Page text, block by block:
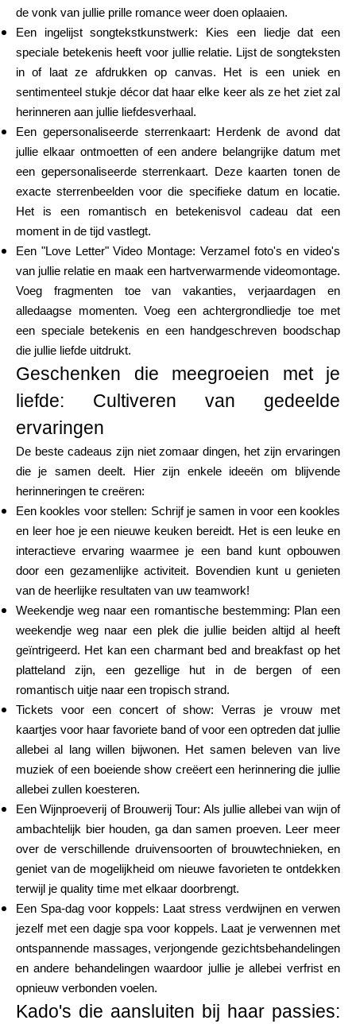
Mijn Account
Financiering krijgen
ask@scrambleup.com
+372 712 2955
de vonk van jullie prille romance weer doen oplaaien.
Een ingelijst songtekstkunstwerk: Kies een liedje dat een
speciale betekenis heeft voor jullie relatie. Lijst de songteksten
in of laat ze afdrukken op canvas. Het is een uniek en
sentimenteel stukje décor dat haar elke keer als ze het ziet zal
herinneren aan jullie liefdesverhaal.
Een gepersonaliseerde sterrenkaart: Herdenk de avond dat
jullie elkaar ontmoetten of een andere belangrijke datum met
een gepersonaliseerde sterrenkaart. Deze kaarten tonen de
exacte sterrenbeelden voor die specifieke datum en locatie.
Het is een romantisch en betekenisvol cadeau dat een
moment in de tijd vastlegt.
Een "Love Letter" Video Montage: Verzamel foto's en video's
van jullie relatie en maak een hartverwarmende videomontage.
Voeg fragmenten toe van vakanties, verjaardagen en
alledaagse momenten. Voeg een achtergrondliedje toe met
een speciale betekenis en een handgeschreven boodschap
die jullie liefde uitdrukt.
Geschenken die meegroeien met je
liefde: Cultiveren van gedeelde
ervaringen
De beste cadeaus zijn niet zomaar dingen, het zijn ervaringen
die je samen deelt. Hier zijn enkele ideeën om blijvende
herinneringen te creëren:
Een kookles voor stellen: Schrijf je samen in voor een kookles
en leer hoe je een nieuwe keuken bereidt. Het is een leuke en
interactieve ervaring waarmee je een band kunt opbouwen
door een gezamenlijke activiteit. Bovendien kunt u genieten
van de heerlijke resultaten van uw teamwork!
Weekendje weg naar een romantische bestemming: Plan een
weekendje weg naar een plek die jullie beiden altijd al heeft
geïntrigeerd. Het kan een charmant bed and breakfast op het
platteland zijn, een gezellige hut in de bergen of een
romantisch uitje naar een tropisch strand.
Tickets voor een concert of show: Verras je vrouw met
kaartjes voor haar favoriete band of voor een optreden dat jullie
allebei al lang willen bijwonen. Het samen beleven van live
muziek of een boeiende show creëert een herinnering die jullie
allebei zullen koesteren.
Een Wijnproeverij of Brouwerij Tour: Als jullie allebei van wijn of
ambachtelijk bier houden, ga dan samen proeven. Leer meer
over de verschillende druivensoorten of brouwtechnieken, en
geniet van de mogelijkheid om nieuwe favorieten te ontdekken
terwijl je quality time met elkaar doorbrengt.
Een Spa-dag voor koppels: Laat stress verdwijnen en verwen
jezelf met een dagje spa voor koppels. Laat je verwennen met
ontspannende massages, verjongende gezichtsbehandelingen
en andere behandelingen waardoor jullie je allebei verfrist en
opnieuw verbonden voelen.
Kado's die aansluiten bij haar passies: